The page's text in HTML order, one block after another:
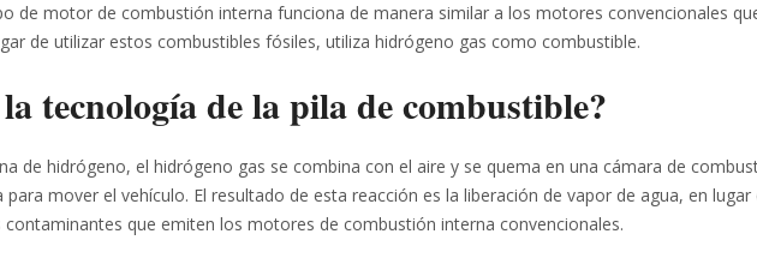
de motor de combustión interna funciona de manera similar a los motores convencionales
de utilizar estos combustibles fósiles, utiliza hidrógeno gas como combustible.
tecnología de la pila de combustible?
de hidrógeno, el hidrógeno gas se combina con el aire y se quema en una cámara de
mover el vehículo. El resultado de esta reacción es la liberación de vapor de agua, en lugar
que emiten los motores de combustión interna convencionales.